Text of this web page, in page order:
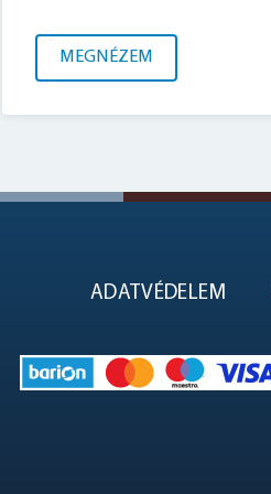
MEGNÉZEM
ADATVÉDELEM